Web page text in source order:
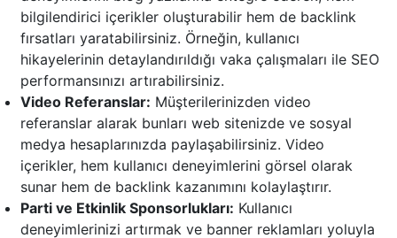
bilgilendirici içerikler oluşturabilir hem de backlink
fırsatları yaratabilirsiniz. Örneğin, kullanıcı
hikayelerinin detaylandırıldığı vaka çalışmaları ile SEO
performansınızı artırabilirsiniz.
Video Referanslar: Müşterilerinizden video
referanslar alarak bunları web sitenizde ve sosyal
medya hesaplarınızda paylaşabilirsiniz. Video
içerikler, hem kullanıcı deneyimlerini görsel olarak
sunar hem de backlink kazanımını kolaylaştırır.
Parti ve Etkinlik Sponsorlukları: Kullanıcı
deneyimlerinizi artırmak ve banner reklamları yoluyla